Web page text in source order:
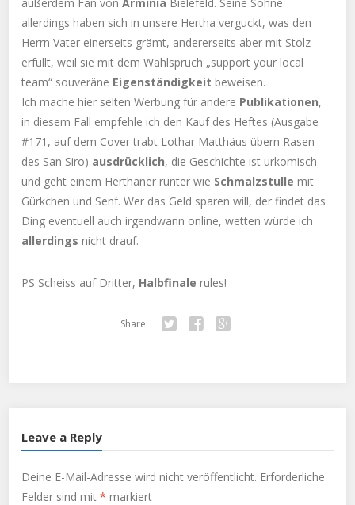
allerdings haben sich in unsere Hertha verguckt, was den
Herrn Vater einerseits grämt, andererseits aber mit Stolz
erfüllt, weil sie mit dem Wahlspruch „support your local
team“ souveräne Eigenständigkeitbeweisen.
Ich mache hier selten Werbung für andere Publikationen,
in diesem Fall empfehle ich den Kauf des Heftes (Ausgabe
#171, auf dem Cover trabt Lothar Matthäus übern Rasen
des San Siro) ausdrücklich, die Geschichte ist urkomisch
und geht einem Herthaner runter wie Schmalzstullemit
Gürkchen und Senf. Wer das Geld sparen will, der findet das
Ding eventuell auch irgendwann online, wetten würde ich
allerdingsnicht drauf.
PS Scheiss auf Dritter, Halbfinalerules!
Share:
Leave a Reply
Deine E-Mail-Adresse wird nicht veröffentlicht. Erforderliche
Felder sind mit* markiert